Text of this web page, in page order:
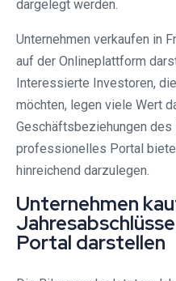
dargelegt werden.
Unternehmen verkaufen in
auf der Onlineplattform
Interessierte Investoren,
möchten, legen viele Wert
Geschäftsbeziehungen
professionelles Portal
hinreichend darzulegen.
Unternehmen
Portal darstellen